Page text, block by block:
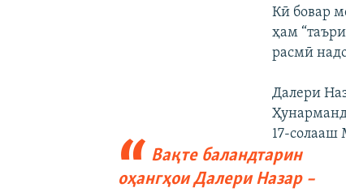
Кӣ бовар
ҳам
расмӣ
Далери
17-солааш
Вақте баландтарин
оҳангҳои Далери Назар –